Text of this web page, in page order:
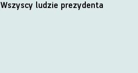
Wszyscy ludzie prezydenta